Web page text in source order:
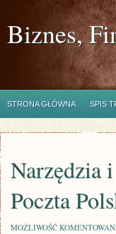
Biznes,
STRONA GŁÓWNA SPIS
Narzędzia
Poczta
MOŻLIWOŚĆ